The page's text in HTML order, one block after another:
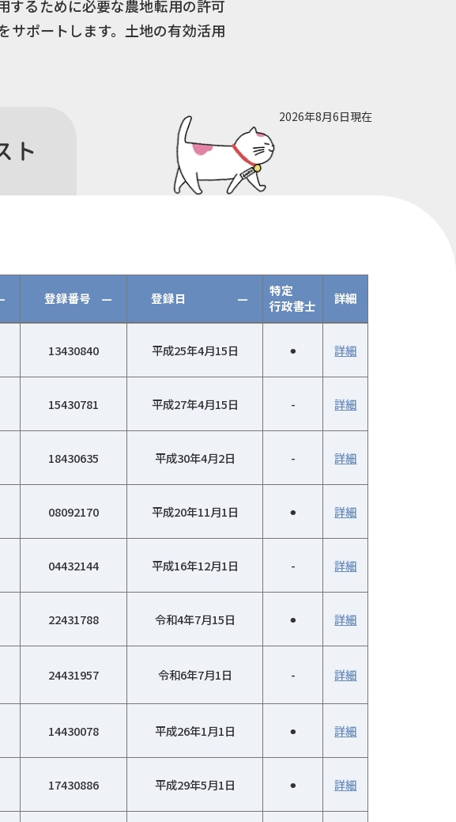
するために必要な農地転用の許可
サポートします。土地の有効活用
2026年8月6日現在
ト
登録番号 — 登録日 —
特定
行政書士
詳細
13430840 平成25年4月15日 ⚫︎ 詳細
15430781 平成27年4月15日 - 詳細
18430635 平成30年4月2日 - 詳細
08092170 平成20年11月1日 ⚫︎ 詳細
04432144 平成16年12月1日 - 詳細
22431788 令和4年7月15日 ⚫︎ 詳細
24431957 令和6年7月1日 - 詳細
14430078 平成26年1月1日 ⚫︎ 詳細
17430886 平成29年5月1日 ⚫︎ 詳細